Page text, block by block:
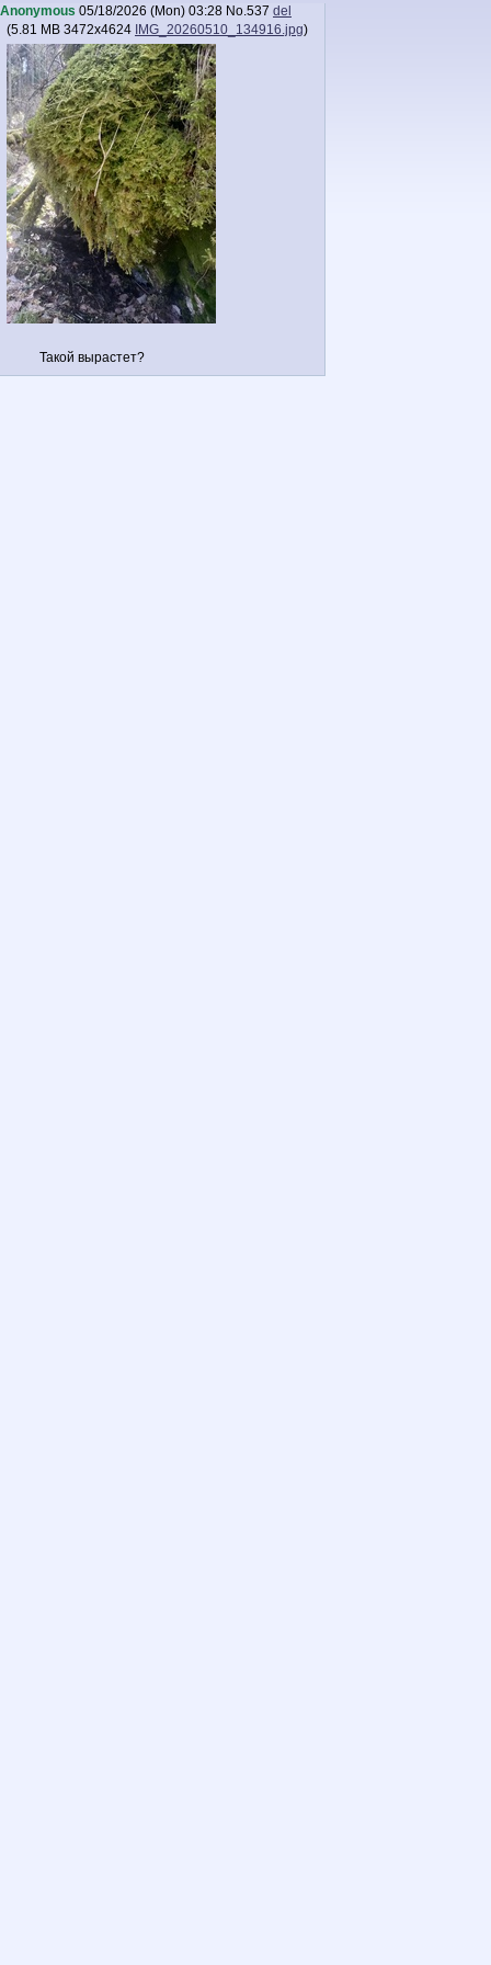
Anonymous 05/18/2026 (Mon) 03:28 No.537 del
(5.81 MB 3472x4624 IMG_20260510_134916.jpg)
Такой вырастет?